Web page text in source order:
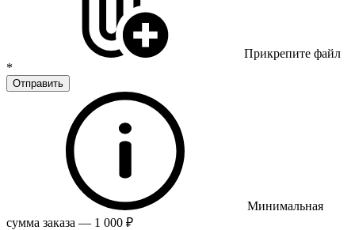
Прикрепите файл
*
Отправить
Минимальная
сумма заказа — 1 000 ₽